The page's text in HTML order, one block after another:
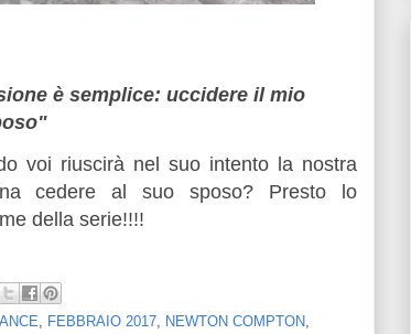
è semplice: uccidere il mio
voi riuscirà nel suo intento la nostra
cedere al suo sposo? Presto lo
della serie!!!!
FEBBRAIO 2017 NEWTON COMPTON